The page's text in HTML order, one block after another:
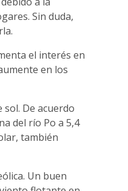
Sin duda,
el interés en
en los
De acuerdo
del río Po a 5,4
también
Un buen